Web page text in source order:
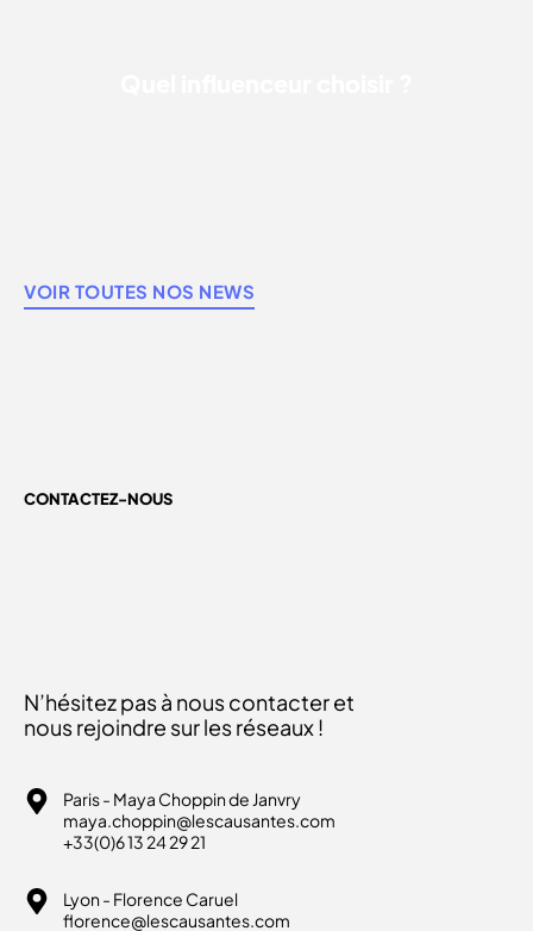
VOIR TOUTES NOS NEWS
CONTACTEZ-NOUS
N’hésitez pas à nous contacter et
nous rejoindre sur les réseaux !
Paris - Maya Choppin de Janvry
maya.choppin@lescausantes.com
+33(0)6 13 24 29 21
Lyon - Florence Caruel
florence@lescausantes.com